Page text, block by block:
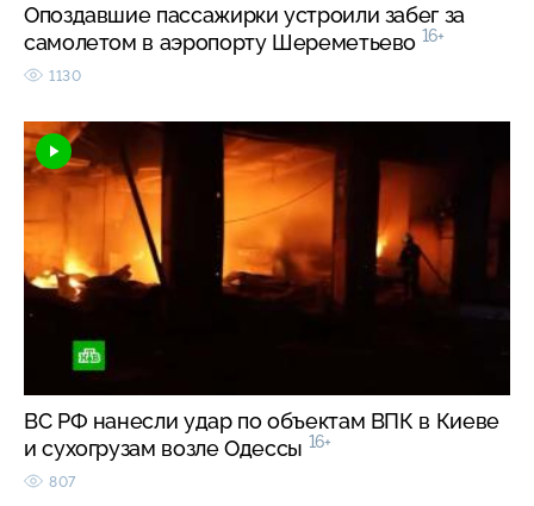
Опоздавшие пассажирки устроили забег за
самолетом в аэропорту Шереметьево 16+
1130
ВС РФ нанесли удар по объектам ВПК в Киеве
и сухогрузам возле Одессы 16+
807